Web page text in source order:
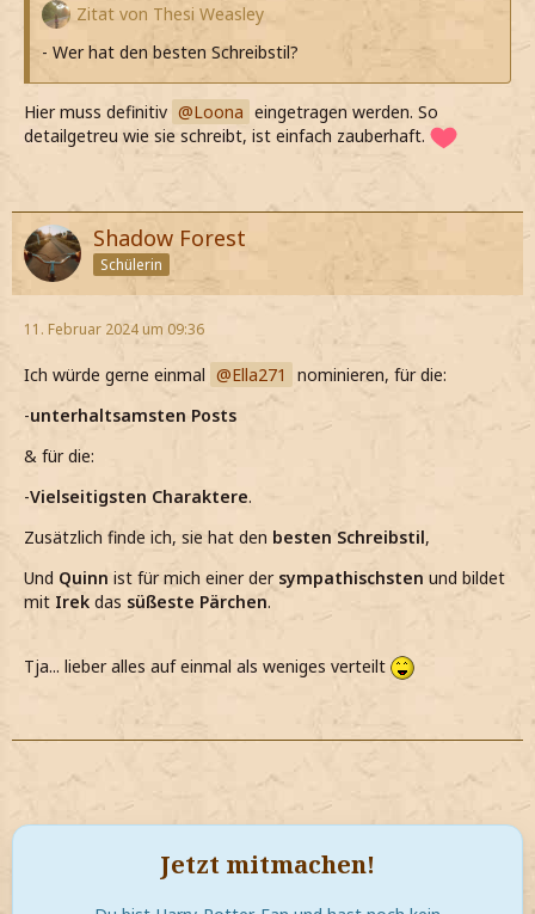
Zitat von Thesi Weasley
- Wer hat den besten Schreibstil?
Hier muss definitiv Loona eingetragen werden. So
detailgetreu wie sie schreibt, ist einfach zauberhaft.
Shadow Forest
Schülerin
11. Februar 2024 um 09:36
Ich würde gerne einmal Ella271
nominieren, für die:
-unterhaltsamsten Posts
& für die:
-Vielseitigsten Charaktere.
Zusätzlich finde ich, sie hat den besten Schreibstil,
Und Quinn ist für mich einer der sympathischsten und bildet
mit Irek das süßeste Pärchen.
Tja... lieber alles auf einmal als weniges verteilt
Jetzt mitmachen!